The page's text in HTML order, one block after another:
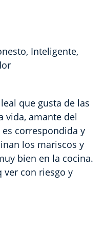
Inteligente,
que gusta de las
vida, amante del
correspondida y
los mariscos y
bien en la cocina.
ver con riesgo y